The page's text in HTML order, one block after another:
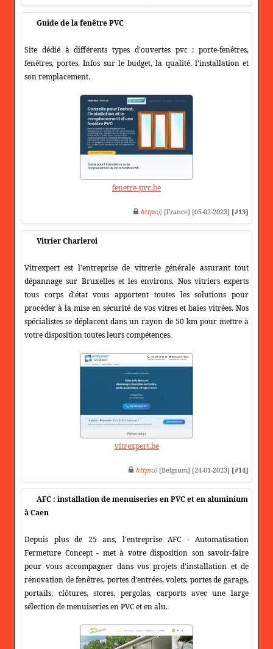
Guide de la fenêtre PVC
Site dédié à différents types d'ouvertes pvc : porte-fenêtres,
fenêtres, portes. Infos sur le budget, la qualité, l'installation et
son remplacement.
fenetre-pvc.be
https:// [France] [05-02-2023] [#13]
Vitrier Charleroi
Vitrexpert est l'entreprise de vitrerie générale assurant tout
dépannage sur Bruxelles et les environs. Nos vitriers experts
tous corps d'état vous apportent toutes les solutions pour
procéder à la mise en sécurité de vos vitres et baies vitrées. Nos
spécialistes se déplacent dans un rayon de 50 km pour mettre à
votre disposition toutes leurs compétences.
vitrexpert.be
https:// [Belgium] [24-01-2023] [#14]
AFC : installation de menuiseries en PVC et en aluminium
à Caen
Depuis plus de 25 ans, l'entreprise AFC - Automatisation
Fermeture Concept - met à votre disposition son savoir-faire
pour vous accompagner dans vos projets d'installation et de
rénovation de fenêtres, portes d'entrées, volets, portes de garage,
portails, clôtures, stores, pergolas, carports avec une large
sélection de menuiseries en PVC et en alu.